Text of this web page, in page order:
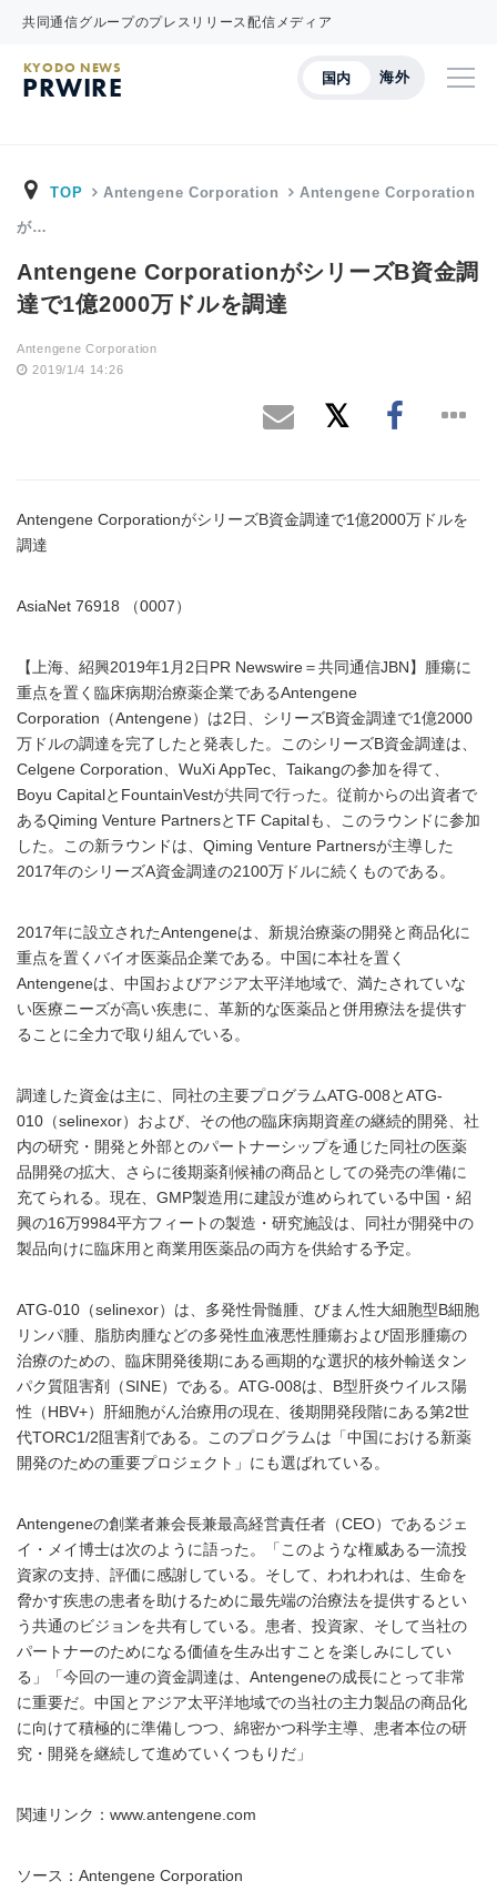
共同通信グループのプレスリリース配信メディア
国内 海外
KYODO NEWS
PRWIRE
TOP Antengene Corporation Antengene Corporation
が…
Antengene CorporationがシリーズB資金調
達で1億2000万ドルを調達
Antengene Corporation
2019/1/4 14:26
Antengene CorporationがシリーズB資金調達で1億2000万ドルを
調達
AsiaNet 76918 （0007）
【上海、紹興2019年1月2日PR Newswire＝共同通信JBN】腫瘍に
重点を置く臨床病期治療薬企業であるAntengene
Corporation（Antengene）は2日、シリーズB資金調達で1億2000
万ドルの調達を完了したと発表した。このシリーズB資金調達は、
Celgene Corporation、WuXi AppTec、Taikangの参加を得て、
Boyu CapitalとFountainVestが共同で行った。従前からの出資者で
あるQiming Venture PartnersとTF Capitalも、このラウンドに参加
した。この新ラウンドは、Qiming Venture Partnersが主導した
2017年のシリーズA資金調達の2100万ドルに続くものである。
2017年に設立されたAntengeneは、新規治療薬の開発と商品化に
重点を置くバイオ医薬品企業である。中国に本社を置く
Antengeneは、中国およびアジア太平洋地域で、満たされていな
い医療ニーズが高い疾患に、革新的な医薬品と併用療法を提供す
ることに全力で取り組んでいる。
調達した資金は主に、同社の主要プログラムATG-008とATG-
010（selinexor）および、その他の臨床病期資産の継続的開発、社
内の研究・開発と外部とのパートナーシップを通じた同社の医薬
品開発の拡大、さらに後期薬剤候補の商品としての発売の準備に
充てられる。現在、GMP製造用に建設が進められている中国・紹
興の16万9984平方フィートの製造・研究施設は、同社が開発中の
製品向けに臨床用と商業用医薬品の両方を供給する予定。
ATG-010（selinexor）は、多発性骨髄腫、びまん性大細胞型B細胞
リンパ腫、脂肪肉腫などの多発性血液悪性腫瘍および固形腫瘍の
治療のための、臨床開発後期にある画期的な選択的核外輸送タン
パク質阻害剤（SINE）である。ATG-008は、B型肝炎ウイルス陽
性（HBV+）肝細胞がん治療用の現在、後期開発段階にある第2世
代TORC1/2阻害剤である。このプログラムは「中国における新薬
開発のための重要プロジェクト」にも選ばれている。
Antengeneの創業者兼会長兼最高経営責任者（CEO）であるジェ
イ・メイ博士は次のように語った。「このような権威ある一流投
資家の支持、評価に感謝している。そして、われわれは、生命を
脅かす疾患の患者を助けるために最先端の治療法を提供するとい
う共通のビジョンを共有している。患者、投資家、そして当社の
パートナーのためになる価値を生み出すことを楽しみにしてい
る」「今回の一連の資金調達は、Antengeneの成長にとって非常
に重要だ。中国とアジア太平洋地域での当社の主力製品の商品化
に向けて積極的に準備しつつ、綿密かつ科学主導、患者本位の研
究・開発を継続して進めていくつもりだ」
関連リンク：www.antengene.com
ソース：Antengene Corporation